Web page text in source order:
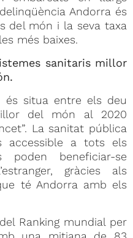
Andorra és
del món i la seva taxa
més baixes.
sanitaris millor
és situa entre els deu
del món al 2020
La sanitat pública
accessible a tots els
beneficiar-se
gràcies als
té Andorra amb els
Ranking mundial per